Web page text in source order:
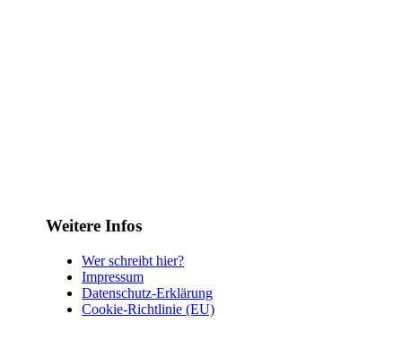
Weitere Infos
Wer schreibt hier?
Impressum
Datenschutz-Erklärung
Cookie-Richtlinie (EU)